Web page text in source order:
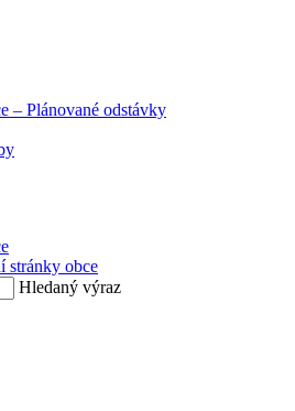
– Plánované odstávky
stránky obce
Hledaný výraz